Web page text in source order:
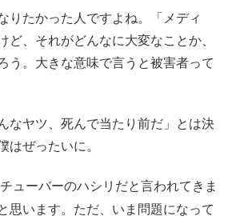
りたかった人ですよね。「メディ
ど、それがどんなに大変なことか、
う。大きな意味で言うと被害者って
なヤツ、死んで当たり前だ」とは決
はぜったいに。
ューバーのハシリだと言われてきま
思います。ただ、いま問題になって